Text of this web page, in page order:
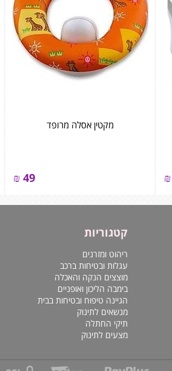
₪
מקטין אסלה מרופד
49
₪
קטגוריות
ריהוט ומזרנים
עגלות ובטיחות ברכב
מוצצים הנקה והאכלה
בימבה הליכון ואופניים
הגיינה טיפוח ובטיחות בבית
מנשאים לתינוק
תיקי החתלה
מצעים לתינוק